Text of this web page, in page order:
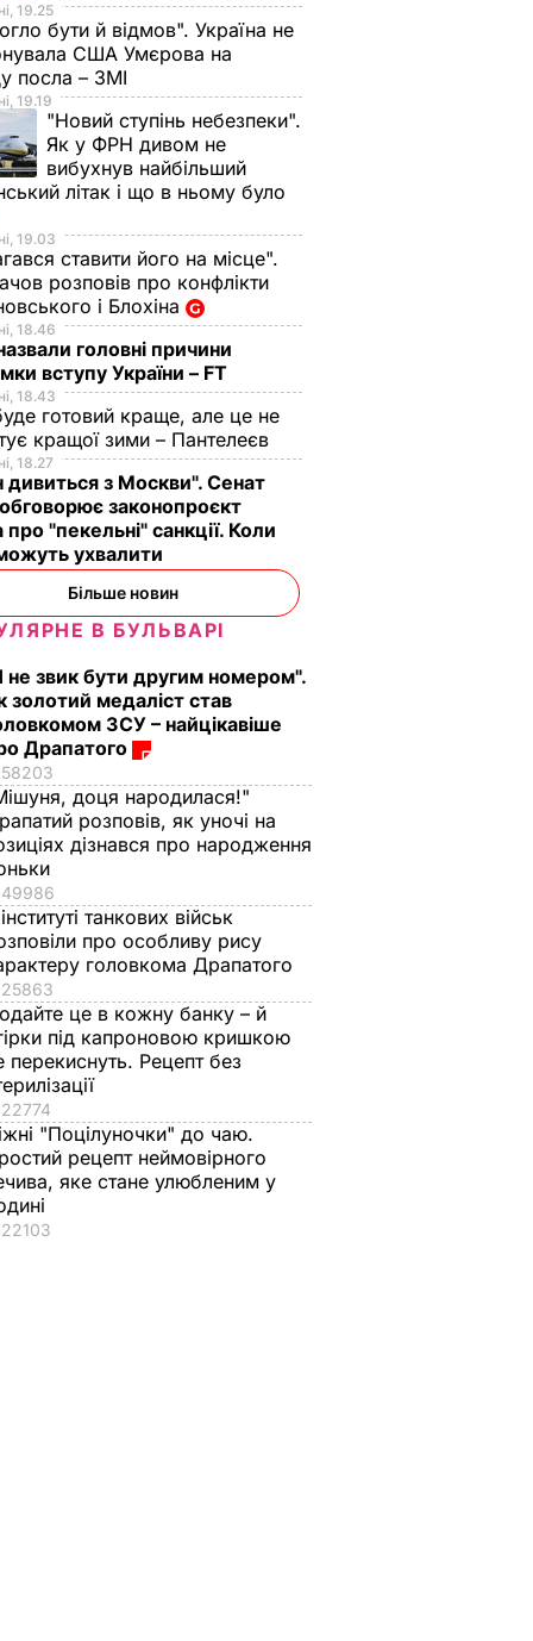
19.25
бути й відмов". Україна не
США Умєрова на
посла – ЗМІ
19.19
"Новий ступінь небезпеки".
Як у ФРН дивом не
вибухнув найбільший
літак і що в ньому було
19.03
ставити його на місце".
розповів про конфлікти
і Блохіна
18.46
головні причини
вступу України – FT
18.43
готовий краще, але це не
кращої зими – Пантелеєв
18.27
дивиться з Москви". Сенат
законопроєкт
про "пекельні" санкції. Коли
ухвалити
Більше новин
В БУЛЬВАРІ
не звик бути другим номером".
золотий медаліст став
ЗСУ – найцікавіше
Драпатого
58203
доця народилася!"
розповів, як уночі на
дізнався про народження
49986
танкових військ
про особливу рису
головкома Драпатого
25863
це в кожну банку – й
під капроновою кришкою
перекиснуть. Рецепт без
22774
"Поцілуночки" до чаю.
рецепт неймовірного
яке стане улюбленим у
22103